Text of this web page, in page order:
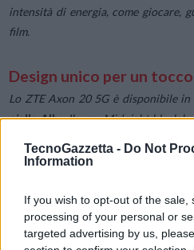
TecnoGazzetta - Do Not
Information
If you wish to opt-out of the
processing of your personal or
targeted advertising by us,
intensità di energia, come giocare,
film.
Design unico per un
Lo ZTE Axon 20 5G è disponibile in
giallo Alba. Il nero Midnight black
contiene dieci strati di pile
lavorati con 36 diverse lavorazioni
Realizzato in pelle vegana, il giallo
il caldo bagliore di un’alba